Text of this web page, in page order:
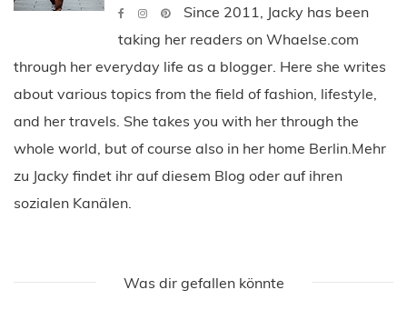
Since 2011, Jacky has been
taking her readers on Whaelse.com
through her everyday life as a blogger. Here she writes
about various topics from the field of fashion, lifestyle,
and her travels. She takes you with her through the
whole world, but of course also in her home Berlin.Mehr
zu Jacky findet ihr auf diesem Blog oder auf ihren
sozialen Kanälen.
Was dir gefallen könnte